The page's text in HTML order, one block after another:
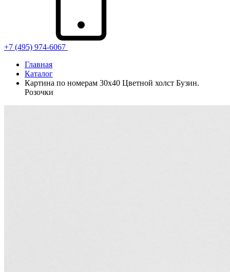
+7 (495) 974-6067
Главная
Каталог
Картина по номерам 30х40 Цветной холст Бузин.
Розочки